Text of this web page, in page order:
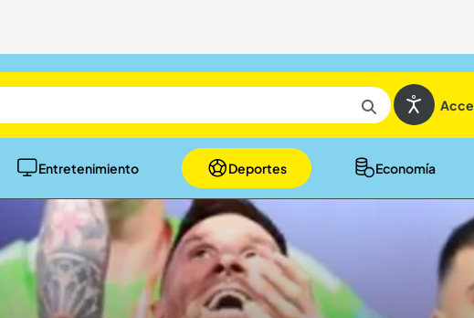
Entretenimiento Deportes Economía